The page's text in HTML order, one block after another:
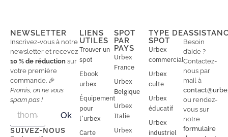
NEWSLETTER
Inscrivez-vous à notre
newsletter et recevez
10 % de réduction sur
votre première
commande. 🎉
Promis, on ne vous
spam pas !
a
i
a
i
Ok
SUIVEZ-NOUS
LIENS
UTILES
Trouver un
spot
Ebook
urbex
Équipement
pour
l’urbex
Carte
SPOT
PAR
PAYS
Urbex
France
Urbex
Belgique
Urbex
Italie
Urbex
TYPE DE
SPOT
Urbex
commercial
Urbex
culte
Urbex
éducatif
Urbex
industriel
Besoin
d’aide ?
Contactez-
nous par
mail à
ou rendez-
vous sur
notre
formulaire